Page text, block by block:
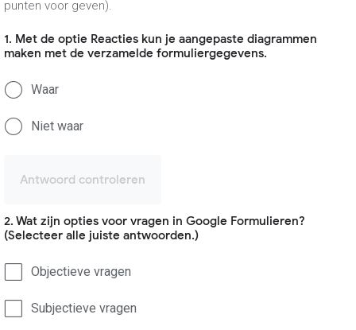
punten voor geven).
1. Met de optie Reacties kun je aangepaste diagrammen
maken met de verzamelde formuliergegevens.
Waar
Niet waar
Antwoord controleren
2. Wat zijn opties voor vragen in Google Formulieren?
(Selecteer alle juiste antwoorden.)
Objectieve vragen
Subjectieve vragen